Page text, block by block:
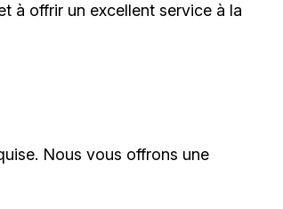
à offrir un excellent service à la
Nous vous offrons une